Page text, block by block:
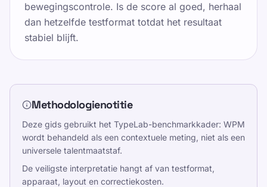
bewegingscontrole. Is de score al goed, herhaal
dan hetzelfde testformat totdat het resultaat
stabiel blijft.
Methodologienotitie
Deze gids gebruikt het TypeLab-benchmarkkader: WPM
wordt behandeld als een contextuele meting, niet als een
universele talentmaatstaf.
De veiligste interpretatie hangt af van testformat,
apparaat, layout en correctiekosten.